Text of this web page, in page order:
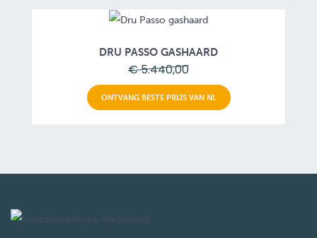
DRU PASSO GASHAARD
€ 5.440,00
ONTVANG BESTE PRIJS VAN NL